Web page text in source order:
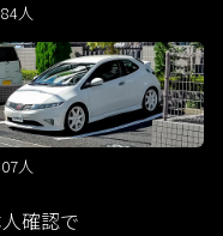
人
人
確認で